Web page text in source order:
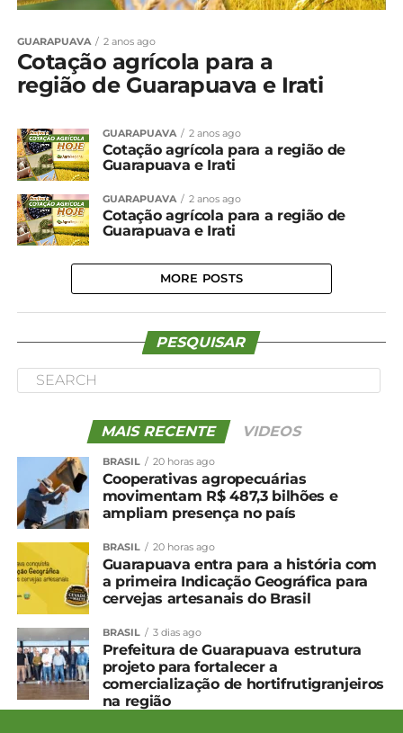
GUARAPUAVA 2 anos ago
Cotação agrícola para a
região de Guarapuava e Irati
GUARAPUAVA 2 anos ago
Cotação agrícola para a região de
Guarapuava e Irati
GUARAPUAVA 2 anos ago
Cotação agrícola para a região de
Guarapuava e Irati
MORE POSTS
PESQUISAR
MAIS RECENTE VIDEOS
BRASIL 20 horas ago
Cooperativas agropecuárias
movimentam R$ 487,3 bilhões e
ampliam presença no país
BRASIL 20 horas ago
Guarapuava entra para a história com
a primeira Indicação Geográfica para
cervejas artesanais do Brasil
BRASIL 3 dias ago
Prefeitura de Guarapuava estrutura
projeto para fortalecer a
comercialização de hortifrutigranjeiros
na região